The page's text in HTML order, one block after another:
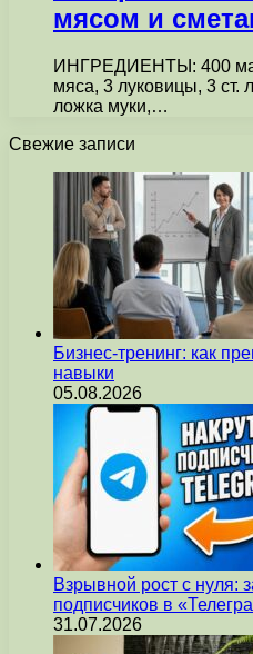
мясом и
ИНГРЕДИЕНТЫ: 400
мяса, 3 луковицы, 3 ст.
ложка муки,…
Свежие записи
Бизнес-тренинг: как
навыки
05.08.2026
Взрывной рост с нуля:
подписчиков в
31.07.2026